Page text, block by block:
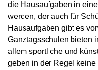
die Hausaufgaben in
werden, der auch für
Hausaufgaben gibt es
Ganztagsschulen bieten
allem sportliche und
geben in der Regel keine